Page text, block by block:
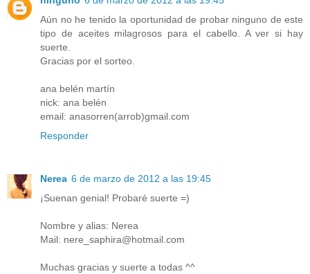
Aún no he tenido la oportunidad de probar ninguno de este
tipo de aceites milagrosos para el cabello. A ver si hay
suerte.
Gracias por el sorteo.
ana belén martín
nick: ana belén
email: anasorren(arrob)gmail.com
Responder
Nerea 6 de marzo de 2012 a las 19:45
¡Suenan genial! Probaré suerte =)
Nombre y alias: Nerea
Mail: nere_saphira@hotmail.com
Muchas gracias y suerte a todas ^^